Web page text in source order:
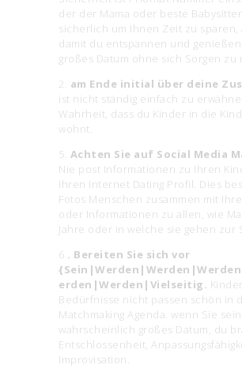
der der Mama oder beste
sicherlich um Ihnen Zeit zu sparen,
damit du entspannen und genießen
großes Datum ohne sich Sorgen zu
2. am Ende initial über deine
ist nicht ständig einfach zu
Wahrheit, dass du Kinder in die
wohnt.
5. Achten Sie auf Social Media
Nie post Informationen zu Ihren
Ihren Internet Dating Profil. Dies
Fotos Menschen zusammen mit
oder Informationen zu allen, wie
Jahre oder in welche sie gehen zur
6 . Bereiten Sie sich vor
erden|Werden|Vielseitig. Kinder
Bedürfnisse nicht passen schön in
Matchmaking Agenda. wenn Sie
wahrscheinlich großes Datum, du
Entschlossenheit,
Improvisation.